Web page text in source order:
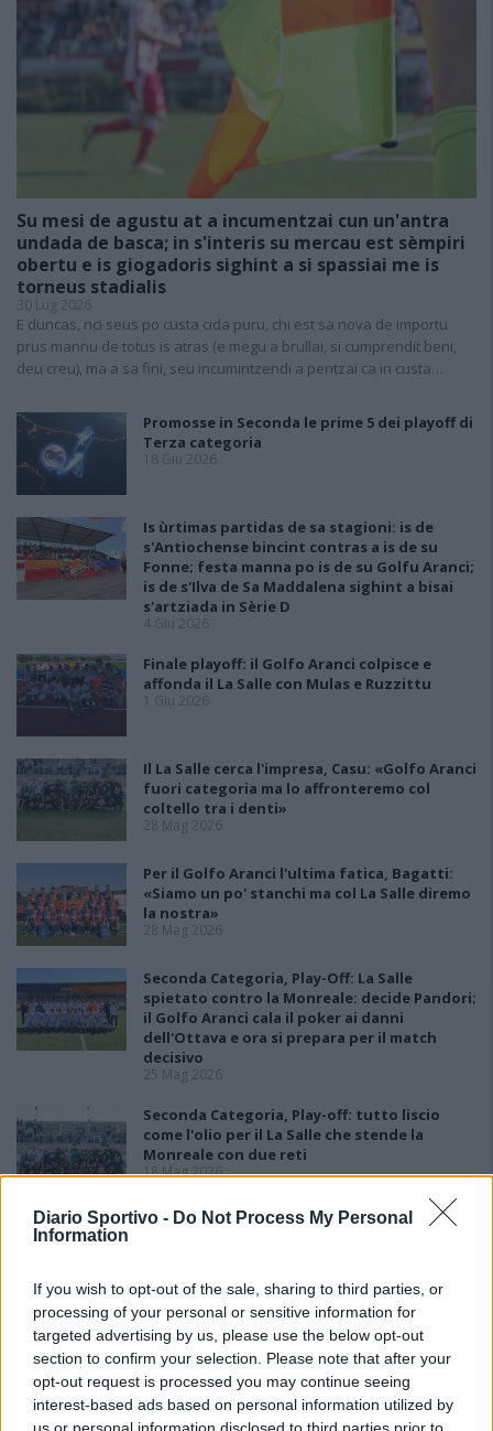
Diario Sportivo - Do Not Process My Personal
Information
If you wish to opt-out of the sale, sharing to third parties, or
processing of your personal or sensitive information for
targeted advertising by us, please use the below opt-out
section to confirm your selection. Please note that after your
opt-out request is processed you may continue seeing
interest-based ads based on personal information utilized by
us or personal information disclosed to third parties prior to
Su mesi de agustu at a incumentzai cun un'antra
undada de basca; in s'interis su mercau est sèmpiri
obertu e is giogadoris sighint a si spassiai me is
torneus stadialis
30 Lug 2026
E duncas, nci seus po custa cida puru, chi est sa nova de importu
prus mannu de totus is atras (e megu a brullai, si cumprendit beni,
deu creu), ma a sa fini, seu incumintzendi a pentzai ca in custa…
Promosse in Seconda le prime 5 dei playoff di
Terza categoria
18 Giu 2026
Is ùrtimas partidas de sa stagioni: is de
s'Antiochense bincint contras a is de su
Fonne; festa manna po is de su Golfu Aranci;
is de s'Ilva de Sa Maddalena sighint a bisai
s'artziada in Sèrie D
4 Giu 2026
Finale playoff: il Golfo Aranci colpisce e
affonda il La Salle con Mulas e Ruzzittu
1 Giu 2026
Il La Salle cerca l'impresa, Casu: «Golfo Aranci
fuori categoria ma lo affronteremo col
coltello tra i denti»
28 Mag 2026
Per il Golfo Aranci l'ultima fatica, Bagatti:
«Siamo un po' stanchi ma col La Salle diremo
la nostra»
28 Mag 2026
Seconda Categoria, Play-Off: La Salle
spietato contro la Monreale: decide Pandori;
il Golfo Aranci cala il poker ai danni
dell'Ottava e ora si prepara per il match
decisivo
25 Mag 2026
Seconda Categoria, Play-off: tutto liscio
come l'olio per il La Salle che stende la
Monreale con due reti
18 Mag 2026
Seconda Categoria, Play-Out: colpo grosso